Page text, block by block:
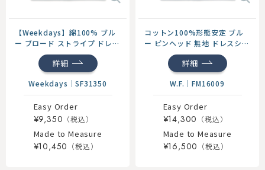
【Weekdays】綿100% ブル
ー ブロード ストライプ ドレス
詳細
Weekdays ｜SF31350
Easy Order
¥9,350
Made to Measure
¥10,450
コットン100%形態安定 ブル
ー ピンヘッド 無地 ドレスシャ
詳細
W.F. ｜FM16009
Easy Order
¥14,300
Made to Measure
¥16,500